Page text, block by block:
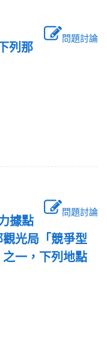
問題討論
列那
問題討論
據點
光局「競爭型
一，下列地點